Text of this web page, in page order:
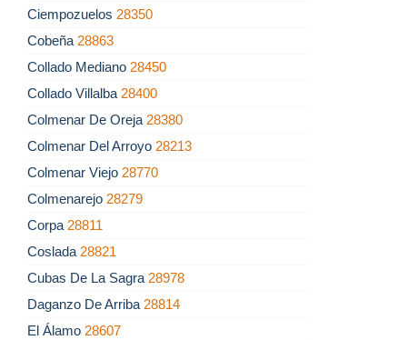
Ciempozuelos 28350
Cobeña 28863
Collado Mediano 28450
Collado Villalba 28400
Colmenar De Oreja 28380
Colmenar Del Arroyo 28213
Colmenar Viejo 28770
Colmenarejo 28279
Corpa 28811
Coslada 28821
Cubas De La Sagra 28978
Daganzo De Arriba 28814
El Álamo 28607